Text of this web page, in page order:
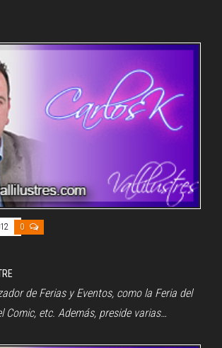
0
de Ferias y Eventos, como la Feria del
Comic, etc. Además, preside varias…